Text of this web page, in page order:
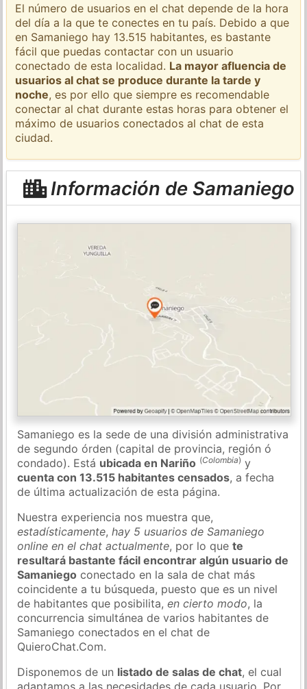
El número de usuarios en el chat depende de la hora
del día a la que te conectes en tu país. Debido a que
en Samaniego hay 13.515 habitantes, es bastante
fácil que puedas contactar con un usuario
conectado de esta localidad. La mayor afluencia de
usuarios al chat se produce durante la tarde y
noche, es por ello que siempre es recomendable
conectar al chat durante estas horas para obtener el
máximo de usuarios conectados al chat de esta
ciudad.
Información de Samaniego
Samaniego es la sede de una división administrativa
de segundo órden (capital de provincia, región ó
condado). Está ubicada en Nariño (Colombia) y
cuenta con 13.515 habitantes censados, a fecha
de última actualización de esta página.
Nuestra experiencia nos muestra que,
estadísticamente,hay 5 usuarios de Samaniego
online en el chat actualmente, por lo quete
resultará bastante fácil encontrar algún usuario de
Samaniego conectado en la sala de chat más
coincidente a tu búsqueda, puesto que es un nivel
de habitantes que posibilita,en cierto modo, la
concurrencia simultánea de varios habitantes de
Samaniego conectados en el chat de
QuieroChat.Com.
Disponemos de un listado de salas de chat, el cual
adaptamos a las necesidades de cada usuario. Por